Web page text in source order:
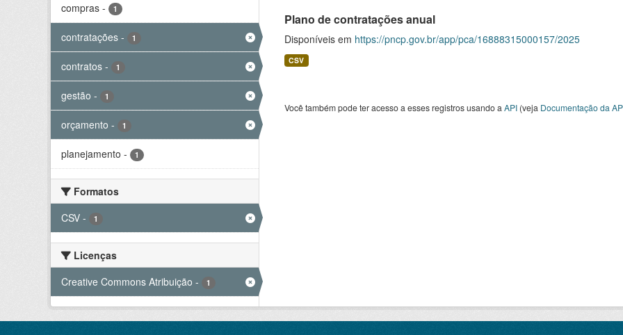
compras - 1
contratações - 1
contratos - 1
gestão - 1
orçamento - 1
planejamento - 1
Formatos
CSV - 1
Licenças
Creative Commons Atribuição - 1
Plano de contratações anual
Disponíveis em https://pncp.gov.br/app/pca/16888315000157/2025
CSV
Você também pode ter acesso a esses registros usando a API(veja Documentação da